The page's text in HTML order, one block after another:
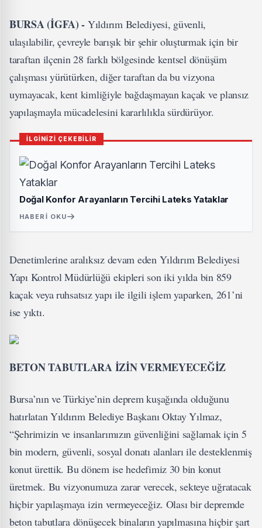
BURSA (İGFA) - Yıldırım Belediyesi, güvenli,
ulaşılabilir, çevreyle barışık bir şehir oluşturmak için bir
taraftan ilçenin 28 farklı bölgesinde kentsel dönüşüm
çalışması yürütürken, diğer taraftan da bu vizyona
uymayacak, kent kimliğiyle bağdaşmayan kaçak ve plansız
yapılaşmayla mücadelesini kararlılıkla sürdürüyor.
İLGİNİZİ ÇEKEBİLİR
Doğal Konfor Arayanların Tercihi Lateks Yataklar
HABERI OKU
Denetimlerine aralıksız devam eden Yıldırım Belediyesi
Yapı Kontrol Müdürlüğü ekipleri son iki yılda bin 859
kaçak veya ruhsatsız yapı ile ilgili işlem yaparken, 261’ni
ise yıktı.
BETON TABUTLARA İZİN VERMEYECEĞİZ
Bursa’nın ve Türkiye’nin deprem kuşağında olduğunu
hatırlatan Yıldırım Belediye Başkanı Oktay Yılmaz,
“Şehrimizin ve insanlarımızın güvenliğini sağlamak için 5
bin modern, güvenli, sosyal donatı alanları ile desteklenmiş
konut ürettik. Bu dönem ise hedefimiz 30 bin konut
üretmek. Bu vizyonumuza zarar verecek, sekteye uğratacak
hiçbir yapılaşmaya izin vermeyeceğiz. Olası bir depremde
beton tabutlara dönüşecek binaların yapılmasına hiçbir şart